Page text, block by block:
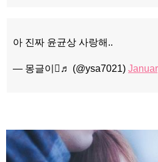
아 진짜 윤균상 사랑해..
— 몽글이♬ (@ysa7021)